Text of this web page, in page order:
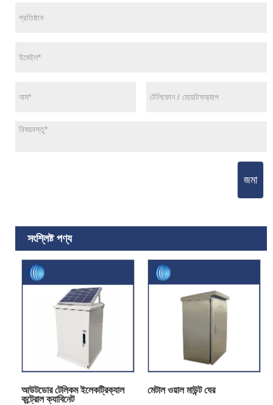
জমা
সংশ্লিষ্ট পণ্য
আউটডোর টেলিকম ইলেকট্রিক্যাল
কন্ট্রোল ক্যাবিনেট
মেটাল ওয়াল মাউন্ট ঘের